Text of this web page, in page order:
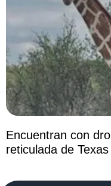
Encuentran con
reticulada de Texas